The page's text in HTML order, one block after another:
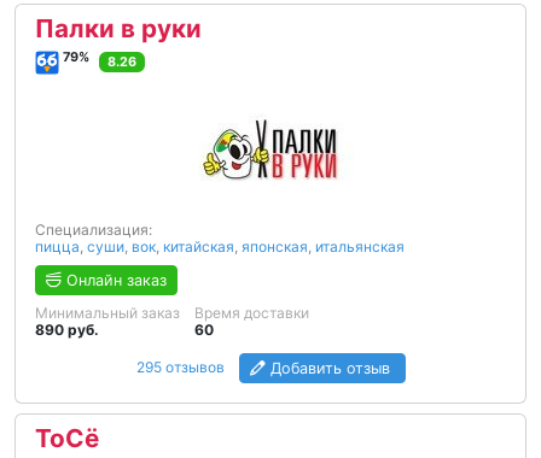
Палки в руки
79% 8.26
Специализация:
пицца суши вок китайская японская итальянская
Онлайн заказ
Минимальный заказ
890 руб.
Время доставки
60
295 отзывов Добавить отзыв
ТоСё